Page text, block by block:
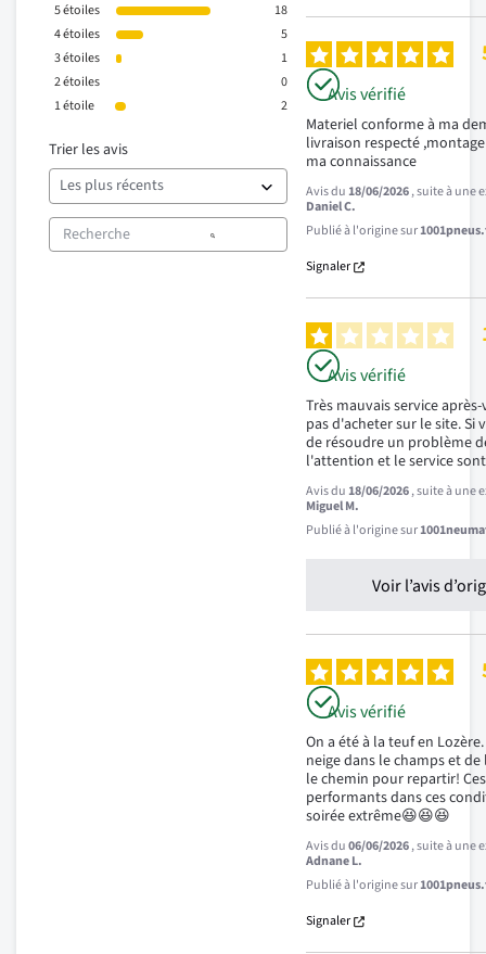
5étoiles
18
4étoiles
5
3étoiles
1
2étoiles
0
1étoile 2
Trier les avis
Avis vérifié
Materiel conforme à ma
livraison respecté
ma connaissance
Avis du18/06/2026, suite à une
Daniel C.
Publié à l'origine sur
Signaler
Avis vérifié
Très mauvais service
pas d'acheter sur le site. Si
de résoudre un problème
l'attention et le service
Avis du18/06/2026, suite à une
Miguel M.
Publié à l'origine sur
Voir l’avis
Avis vérifié
On a été à la teuf en
neige dans le champs et
le chemin pour repartir!
performants dans ces
soirée extrême😆😆😆
Avis du06/06/2026, suite à une
Adnane L.
Publié à l'origine sur
Signaler